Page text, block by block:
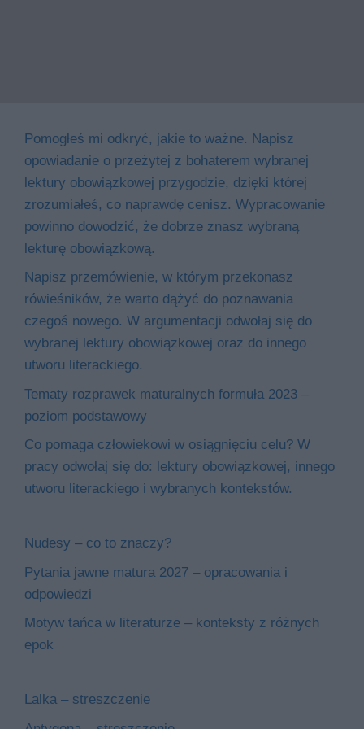
Pomogłeś mi odkryć, jakie to ważne. Napisz
opowiadanie o przeżytej z bohaterem wybranej
lektury obowiązkowej przygodzie, dzięki której
zrozumiałeś, co naprawdę cenisz. Wypracowanie
powinno dowodzić, że dobrze znasz wybraną
lekturę obowiązkową.
Napisz przemówienie, w którym przekonasz
rówieśników, że warto dążyć do poznawania
czegoś nowego. W argumentacji odwołaj się do
wybranej lektury obowiązkowej oraz do innego
utworu literackiego.
Tematy rozprawek maturalnych formuła 2023 –
poziom podstawowy
Co pomaga człowiekowi w osiągnięciu celu? W
pracy odwołaj się do: lektury obowiązkowej, innego
utworu literackiego i wybranych kontekstów.
Nudesy – co to znaczy?
Pytania jawne matura 2027 – opracowania i
odpowiedzi
Motyw tańca w literaturze – konteksty z różnych
epok
Lalka – streszczenie